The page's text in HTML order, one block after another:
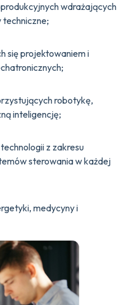
wdrażających
się projektowaniem i
robotykę,
inteligencję;
z zakresu
sterowania w każdej
medycyny i